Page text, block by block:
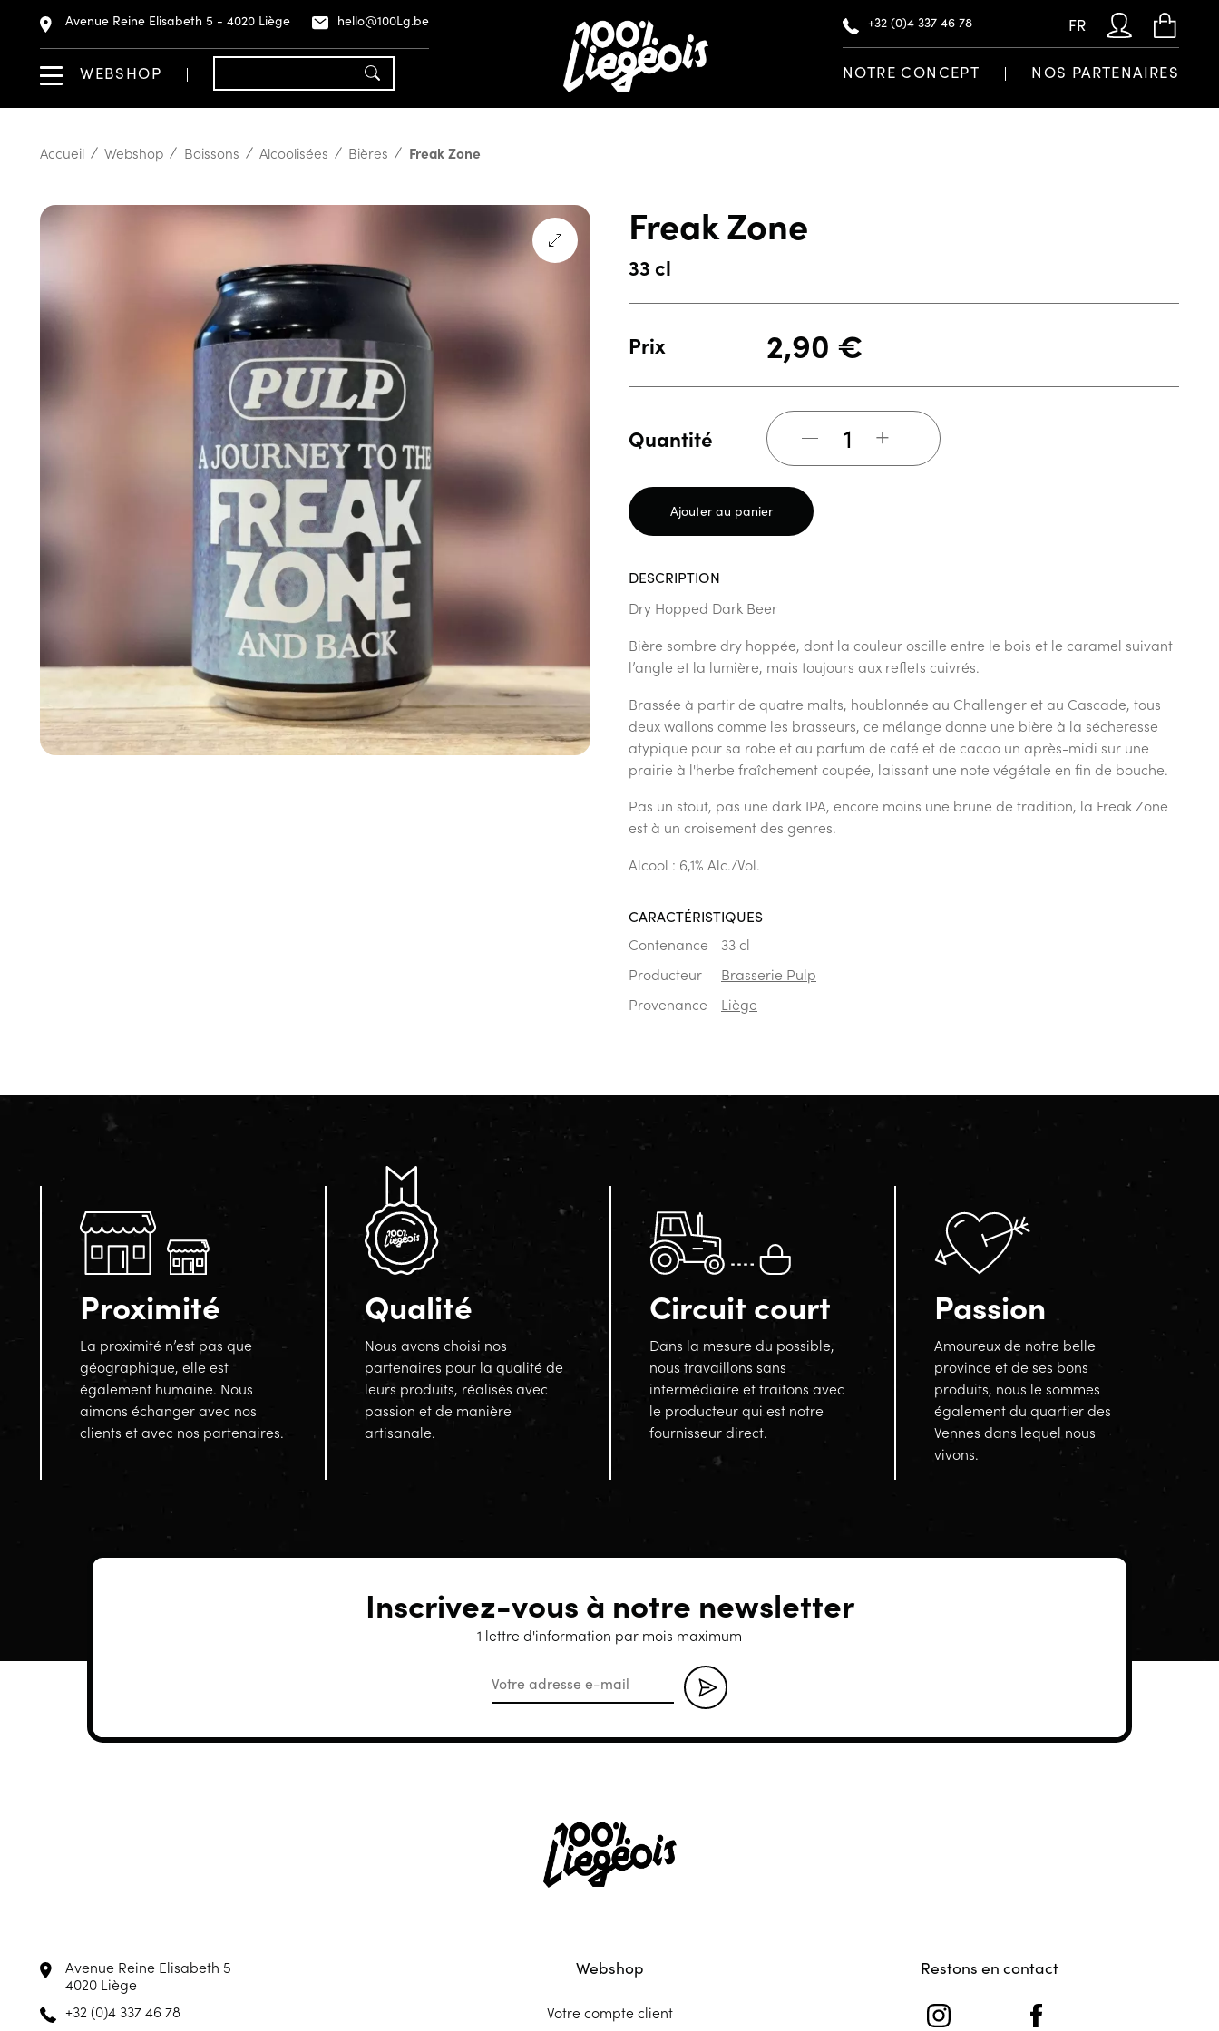
Avenue Reine Elisabeth 5 - 4020 Liège hello@100Lg.be
WEBSHOP
+32 (0)4 337 46 78 FR
NOTRE CONCEPT NOS PARTENAIRES
Accueil Webshop Boissons Alcoolisées Bières Freak Zone
Freak Zone
33 cl
Prix 2,90 €
Quantité +
Ajouter au panier
DESCRIPTION
Dry Hopped Dark Beer
Bière sombre dry hoppée, dont la couleur oscille entre le bois et le caramel suivant
l’angle et la lumière, mais toujours aux reflets cuivrés.
Brassée à partir de quatre malts, houblonnée au Challenger et au Cascade, tous
deux wallons comme les brasseurs, ce mélange donne une bière à la sécheresse
atypique pour sa robe et au parfum de café et de cacao un après-midi sur une
prairie à l'herbe fraîchement coupée, laissant une note végétale en fin de bouche.
Pas un stout, pas une dark IPA, encore moins une brune de tradition, la Freak Zone
est à un croisement des genres.
Alcool : 6,1% Alc./Vol.
CARACTÉRISTIQUES
Contenance
33 cl
Producteur
Brasserie Pulp
Provenance
Liège
Proximité
La proximité n’est pas que
géographique, elle est
également humaine. Nous
aimons échanger avec nos
clients et avec nos partenaires.
Qualité
Nous avons choisi nos
partenaires pour la qualité de
leurs produits, réalisés avec
passion et de manière
artisanale.
Circuit court
Dans la mesure du possible,
nous travaillons sans
intermédiaire et traitons avec
le producteur qui est notre
fournisseur direct.
Passion
Amoureux de notre belle
province et de ses bons
produits, nous le sommes
également du quartier des
Vennes dans lequel nous
vivons.
Inscrivez-vous à notre newsletter
1 lettre d'information par mois maximum
Avenue Reine Elisabeth 5
4020 Liège
+32 (0)4 337 46 78
Webshop
Votre compte client
Restons en contact